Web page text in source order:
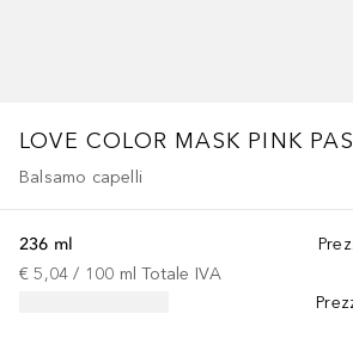
LOVE COLOR MASK PINK
Balsamo capelli
236 ml
€ 5,04 / 100 ml Totale IVA